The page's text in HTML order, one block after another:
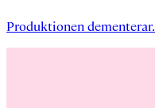
Produktionen dementerar.